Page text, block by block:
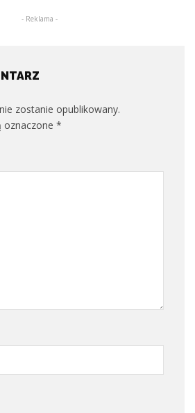
- Reklama -
zostanie opublikowany.
oznaczone *